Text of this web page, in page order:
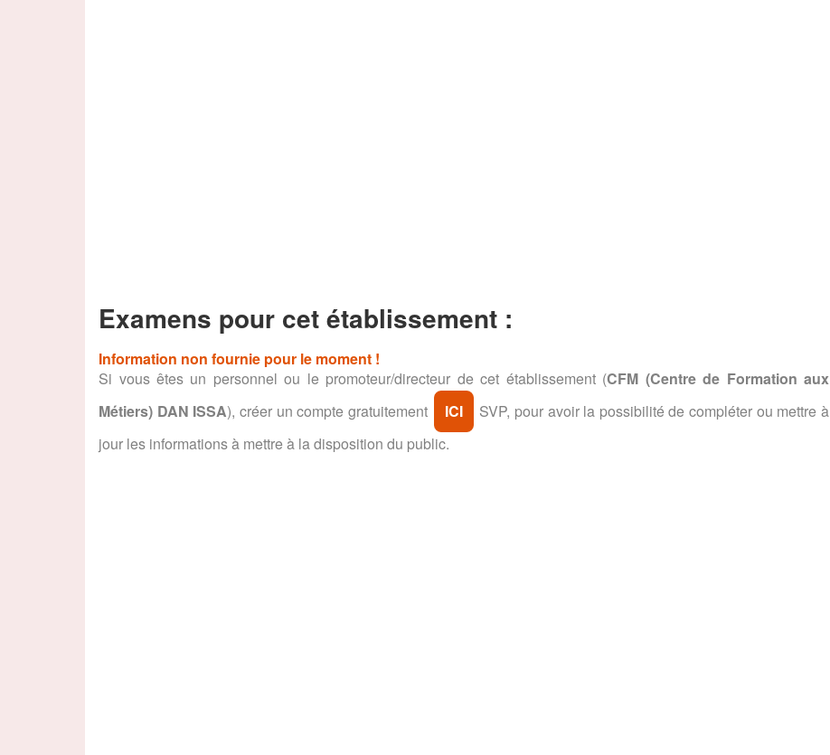
Examens pour cet établissement :
Information non fournie pour le moment !
Si vous êtes un personnel ou le promoteur/directeur de cet établissement (CFM (Centre de Formation aux
Métiers) DAN ISSA), créer un compte gratuitement ICI
SVP, pour avoir la possibilité de compléter ou mettre à
jour les informations à mettre à la disposition du public.